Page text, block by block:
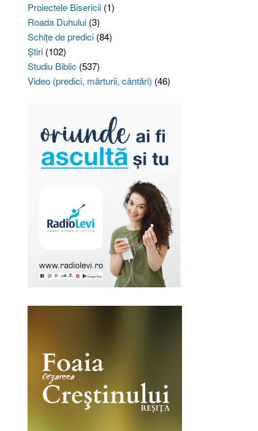
Proiectele Bisericii(1)
Roada Duhului(3)
Schiţe de predici(84)
Ştiri(102)
Studiu Biblic (537)
Video (predici, mărturii, cântări) (46)